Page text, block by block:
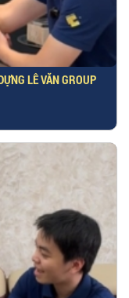
LÊ VĂN GROUP